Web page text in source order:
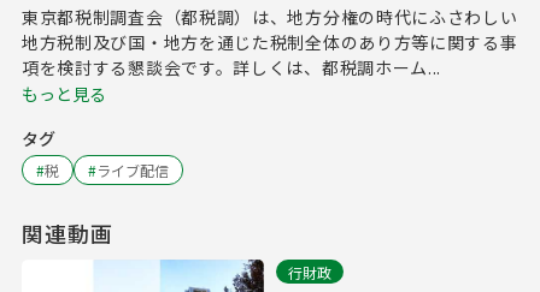
東京都税制調査会（都税調）は、地方分権の時代にふさわしい
地方税制及び国・地方を通じた税制全体のあり方等に関する事
項を検討する懇談会です。詳しくは、都税調ホーム...
もっと見る
タグ
#税 #ライブ配信
関連動画
行財政